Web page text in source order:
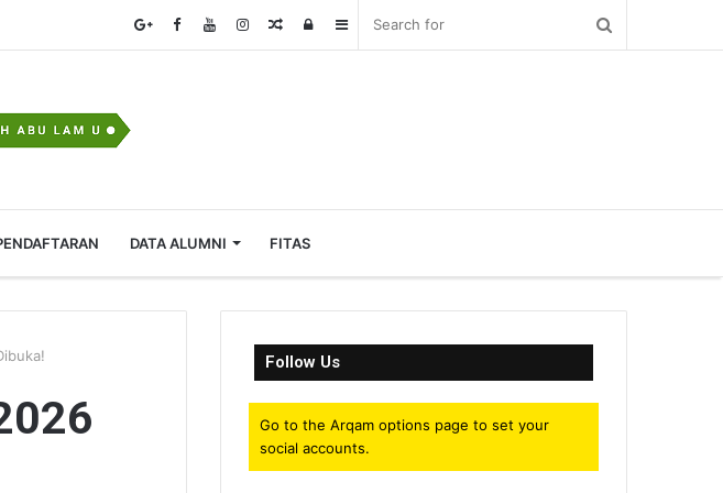
Sidebar
Log
Random
DATA ALUMNI FITAS
Follow Us
Go to the Arqam options page to set your
social accounts.